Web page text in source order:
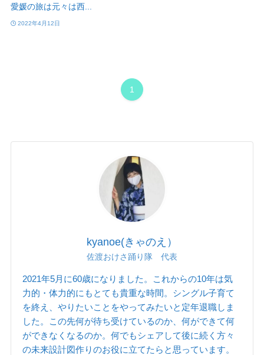
愛媛の旅は元々は西...
2022年4月12日
1
kyanoe(きゃのえ）
佐渡おけさ踊り隊 代表
2021年5月に60歳になりました。これからの10年は気
力的・体力的にもとても貴重な時間。シングル子育て
を終え、やりたいことをやってみたいと定年退職しま
した。この先何が待ち受けているのか、何ができて何
ができなくなるのか。何でもシェアして後に続く方々
の未来設計図作りのお役に立てたらと思っています。